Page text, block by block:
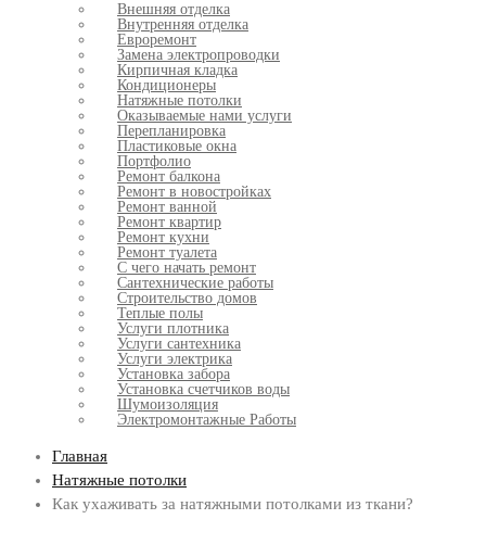
Внешняя отделка
Внутренняя отделка
Евроремонт
Замена электропроводки
Кирпичная кладка
Кондиционеры
Натяжные потолки
Оказываемые нами услуги
Перепланировка
Пластиковые окна
Портфолио
Ремонт балкона
Ремонт в новостройках
Ремонт ванной
Ремонт квартир
Ремонт кухни
Ремонт туалета
С чего начать ремонт
Сантехнические работы
Строительство домов
Теплые полы
Услуги плотника
Услуги сантехника
Услуги электрика
Установка забора
Установка счетчиков воды
Шумоизоляция
Электромонтажные Работы
Главная
Натяжные потолки
Как ухаживать за натяжными потолками из ткани?